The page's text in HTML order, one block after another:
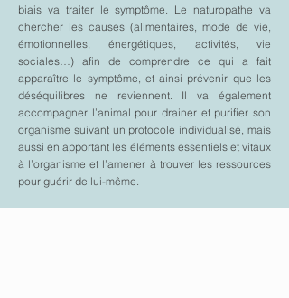
biais va traiter le symptôme. Le naturopathe va
chercher les causes (alimentaires, mode de vie,
émotionnelles, énergétiques, activités, vie
sociales…) afin de comprendre ce qui a fait
apparaître le symptôme, et ainsi prévenir que les
déséquilibres ne reviennent. Il va également
accompagner l’animal pour drainer et purifier son
organisme suivant un protocole individualisé, mais
aussi en apportant les éléments essentiels et vitaux
à l’organisme et l’amener à trouver les ressources
pour guérir de lui-même.